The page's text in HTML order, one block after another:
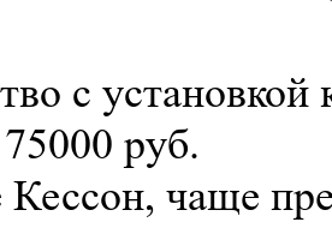
с установкой
руб.
Кессон, чаще